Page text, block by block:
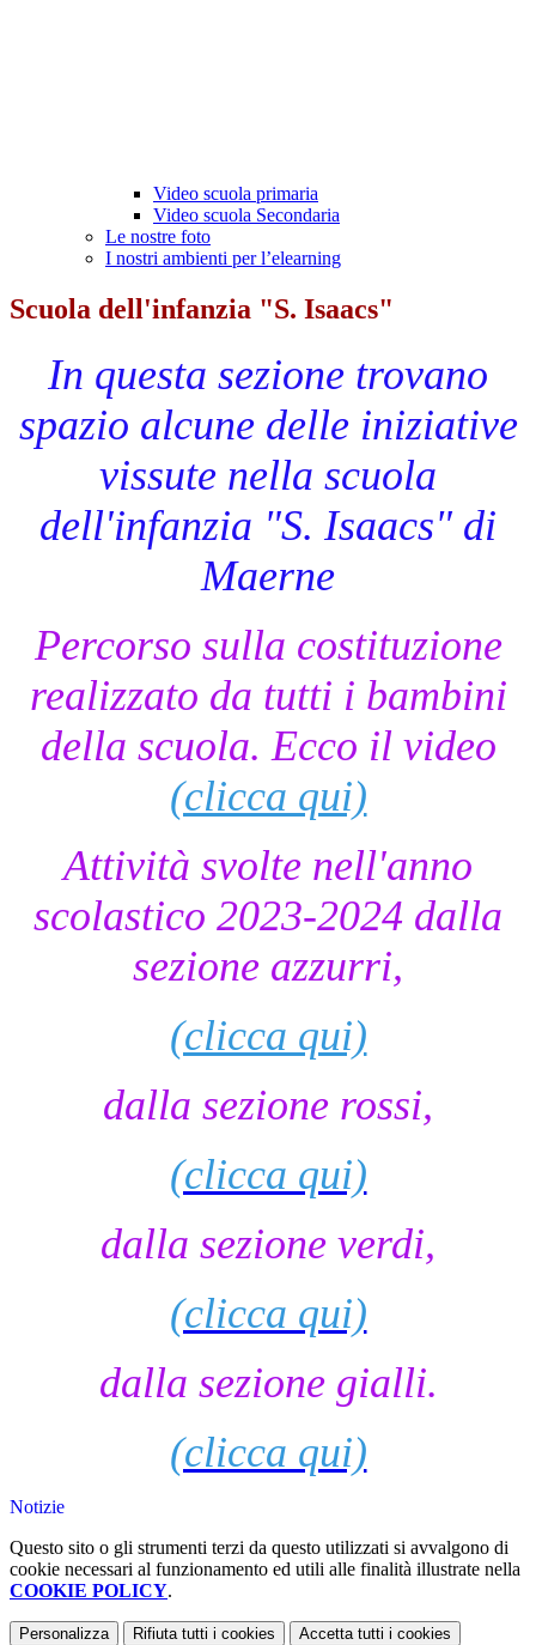
Video scuola primaria
Video scuola Secondaria
Le nostre foto
I nostri ambienti per l’elearning
Scuola dell'infanzia "S. Isaacs"
In questa sezione trovano
spazio alcune delle iniziative
vissute nella scuola
dell'infanzia "S. Isaacs" di
Maerne
Percorso sulla costituzione
realizzato da tutti i bambini
della scuola. Ecco il video
(clicca qui)
Attività svolte nell'anno
scolastico 2023-2024 dalla
sezione azzurri,
(clicca qui)
dalla sezione rossi,
(clicca qui)
dalla sezione verdi,
(clicca qui)
dalla sezione gialli.
(clicca qui)
Notizie
Questo sito o gli strumenti terzi da questo utilizzati si avvalgono di
cookie necessari al funzionamento ed utili alle finalità illustrate nella
COOKIE POLICY.
Personalizza Rifiuta tutti i cookies Accetta tutti i cookies